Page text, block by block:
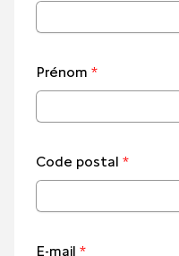
Prénom *
Code postal *
E-mail *